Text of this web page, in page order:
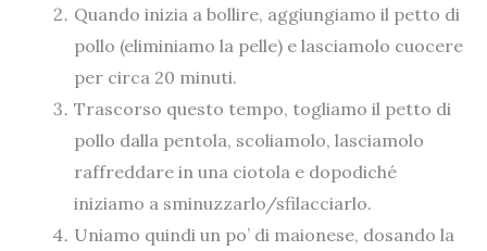
Quando inizia a bollire, aggiungiamo il petto di
pollo (eliminiamo la pelle) e lasciamolo cuocere
per circa 20 minuti.
Trascorso questo tempo, togliamo il petto di
pollo dalla pentola, scoliamolo, lasciamolo
raffreddare in una ciotola e dopodiché
iniziamo a sminuzzarlo/sfilacciarlo.
Uniamo quindi un po’ di maionese, dosando la